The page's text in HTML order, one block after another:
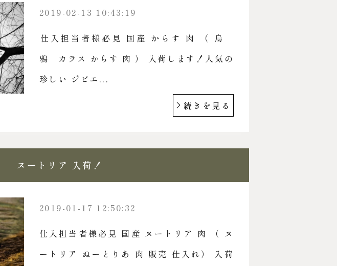
2019-02-13 10:43:19
仕入担当者様必見 国産 からす 肉 （ 烏
鴉 カラス からす 肉 ） 入荷します！人気の
珍しい ジビエ...
続きを見る
ヌートリア 入荷！
2019-01-17 12:50:32
仕入担当者様必見 国産 ヌートリア 肉 （ ヌ
ートリア ぬーとりあ 肉 販売 仕入れ） 入荷